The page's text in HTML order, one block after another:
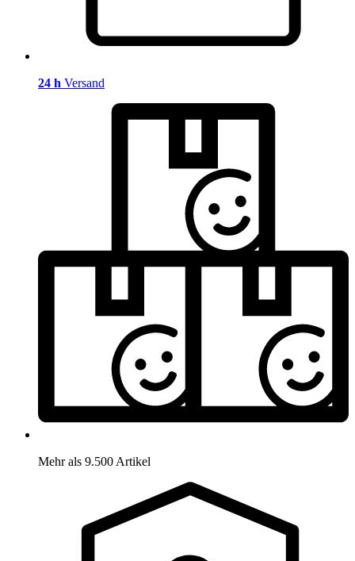
24 h Versand
Mehr als 9.500 Artikel